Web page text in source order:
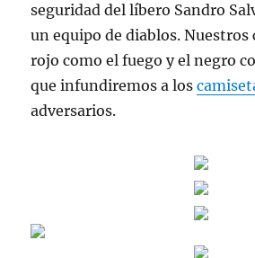
seguridad del líbero Sandro
un equipo de diablos. Nuestros
rojo como el fuego y el negro
que infundiremos a los
adversarios.